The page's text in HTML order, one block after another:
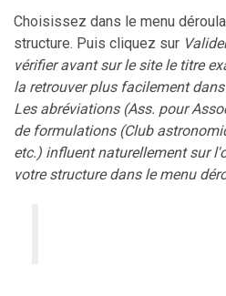
Choisissez dans le menu
structure. Puis cliquez sur
vérifier avant sur le site le titre
la retrouver plus facilement
Les abréviations (Ass. pour
de formulations (Club
etc.) influent naturellement sur
votre structure dans le menu